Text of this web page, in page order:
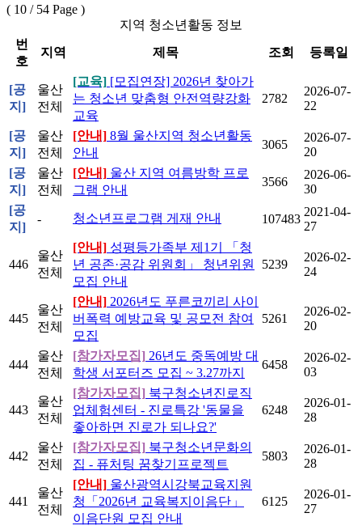
( 10 / 54 Page )
지역 청소년활동 정보
번
호
지역 제목 조회 등록일
[공
지]
울산
전체
[교육] [모집연장] 2026년 찾아가
는 청소년 맞춤형 안전역량강화
교육
2782
2026-07-
22
[공
지]
울산
전체
[안내] 8월 울산지역 청소년활동
안내
3065
2026-07-
20
[공
지]
울산
전체
[안내] 울산 지역 여름방학 프로
그램 안내
3566
2026-06-
30
[공
지]
- 청소년프로그램 게재 안내 107483
2021-04-
27
446
울산
전체
[안내] 성평등가족부 제1기 「청
년 공존·공감 위원회」 청년위원
모집 안내
5239
2026-02-
24
445
울산
전체
[안내] 2026년도 푸른코끼리 사이
버폭력 예방교육 및 공모전 참여
모집
5261
2026-02-
20
444
울산
전체
[참가자모집] 26년도 중독예방 대
학생 서포터즈 모집 ~ 3.27까지
6458
2026-02-
03
443
울산
전체
[참가자모집] 북구청소년진로직
업체험센터 - 진로특강 '동물을
좋아하면 진로가 되나요?'
6248
2026-01-
28
442
울산
전체
[참가자모집] 북구청소년문화의
집 - 퓨처팅 꿈찾기프로젝트
5803
2026-01-
28
441
울산
전체
[안내] 울산광역시강북교육지원
청「2026년 교육복지이음단」
이음단원 모집 안내
6125
2026-01-
27